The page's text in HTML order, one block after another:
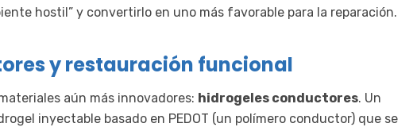
hostil” y convertirlo en uno más favorable para la reparación.
y restauración funcional
aún más innovadores: hidrogeles conductores. Un
inyectable basado en PEDOT (un polímero conductor) que se